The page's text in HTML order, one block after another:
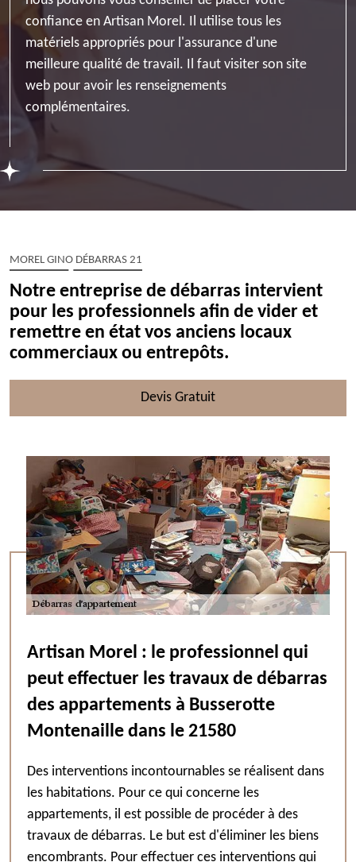
confiance en Artisan Morel. Il utilise tous les
matériels appropriés pour l'assurance d'une
meilleure qualité de travail. Il faut visiter son site
web pour avoir les renseignements
complémentaires.
MOREL GINO DÉBARRAS 21
Notre entreprise de débarras intervient
pour les professionnels afin de vider et
remettre en état vos anciens locaux
commerciaux ou entrepôts.
Devis Gratuit
Artisan Morel : le professionnel qui
peut effectuer les travaux de débarras
des appartements à Busserotte
Montenaille dans le 21580
Des interventions incontournables se réalisent dans
les habitations. Pour ce qui concerne les
appartements, il est possible de procéder à des
travaux de débarras. Le but est d'éliminer les biens
encombrants. Pour effectuer ces interventions qui